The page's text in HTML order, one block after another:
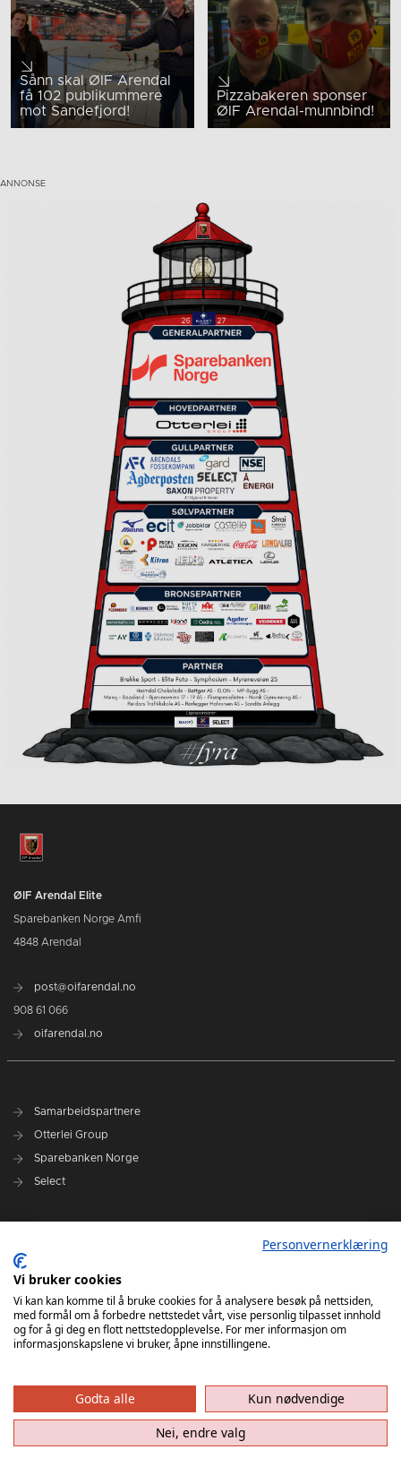
Sånn skal ØIF Arendal
få 102 publikummere
mot Sandefjord!
Pizzabakeren sponser
ØIF Arendal-munnbind!
ØIF Arendal Elite
Sparebanken Norge Amfi
4848 Arendal
post@oifarendal.no
908 61 066
oifarendal.no
Samarbeidspartnere
Otterlei Group
Sparebanken Norge
Select
Spillerstall
Administrasjon
Styret
Personvernerklæring
Vi bruker cookies
Vi kan kan komme til å bruke cookies for å analysere besøk på nettsiden,
med formål om å forbedre nettstedet vårt, vise personlig tilpasset innhold
og for å gi deg en flott nettstedopplevelse. For mer informasjon om
informasjonskapslene vi bruker, åpne innstillingene.
Godta alle
Kun nødvendige
Nei, endre valg